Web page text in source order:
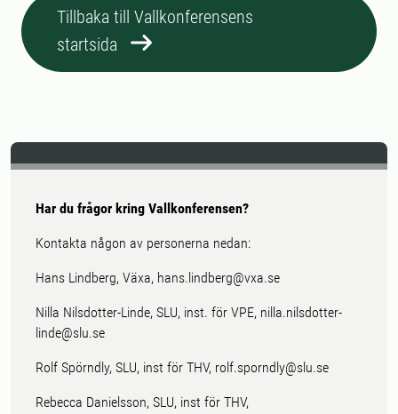
Tillbaka till Vallkonferensens
startsida
Har du frågor kring Vallkonferensen?
Kontakta någon av personerna nedan:
Hans Lindberg, Växa, hans.lindberg@vxa.se
Nilla Nilsdotter-Linde, SLU, inst. för VPE, nilla.nilsdotter-
linde@slu.se
Rolf Spörndly, SLU, inst för THV, rolf.sporndly@slu.se
Rebecca Danielsson, SLU, inst för THV,